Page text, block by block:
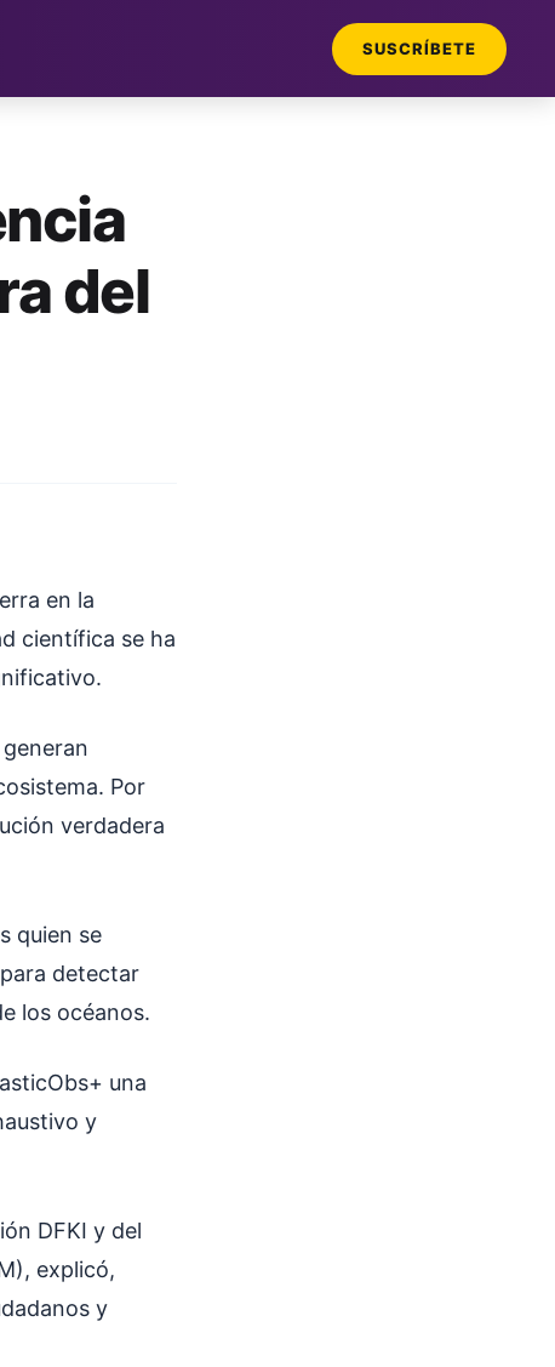
SUSCRÍBETE
del
en la
científica se ha
Por
verdadera
quien se
detectar
los océanos.
una
y
DFKI y del
explicó,
y